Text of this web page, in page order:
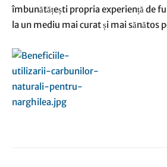
îmbunătățești propria experiență de
la un mediu mai curat și mai sănătos